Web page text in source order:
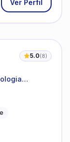
Ver Perfil
5.0(8)